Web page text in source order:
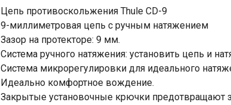
Цепь противоскольжения Thule CD-9
9-миллиметровая цепь с ручным натяжением
Зазор на протекторе: 9 мм.
Система ручного натяжения: установить цепь и
Система микрорегулировки для идеального
Идеально комфортное вождение.
Закрытые установочные крючки предотвращают